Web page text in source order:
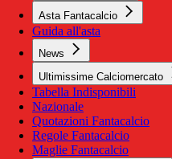
Asta Fantacalcio
Guida all'asta
News
Ultimissime Calciomercato
Tabella Indisponibili
Nazionale
Quotazioni Fantacalcio
Regole Fantacalcio
Maglie Fantacalcio